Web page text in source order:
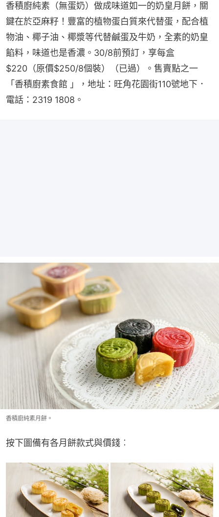
香積廚純素（無蛋奶）做成味道如一的奶皇月餅，關
鍵在於亞麻籽！豐富的植物蛋白質來代替蛋，配合植
物油、椰子油、椰漿等代替鹹蛋及牛奶，全素的奶皇
餡料，味道也是香濃。30/8前預訂，享每盒
$220（原價$250/8個裝）（已過）。售賣點之一
「香積廚素食館 」，地址：旺角花園街110號地下．
電話：2319 1808。
香積廚純素月餅。
按下圖備有各月餅款式與價錢︰